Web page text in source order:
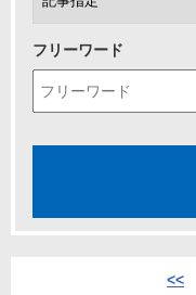
フリーワード
<<